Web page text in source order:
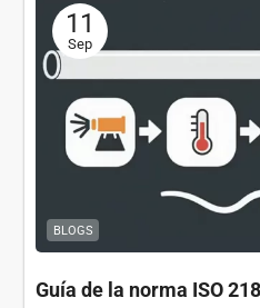
11
Sep
BLOGS
Guía de la norma ISO